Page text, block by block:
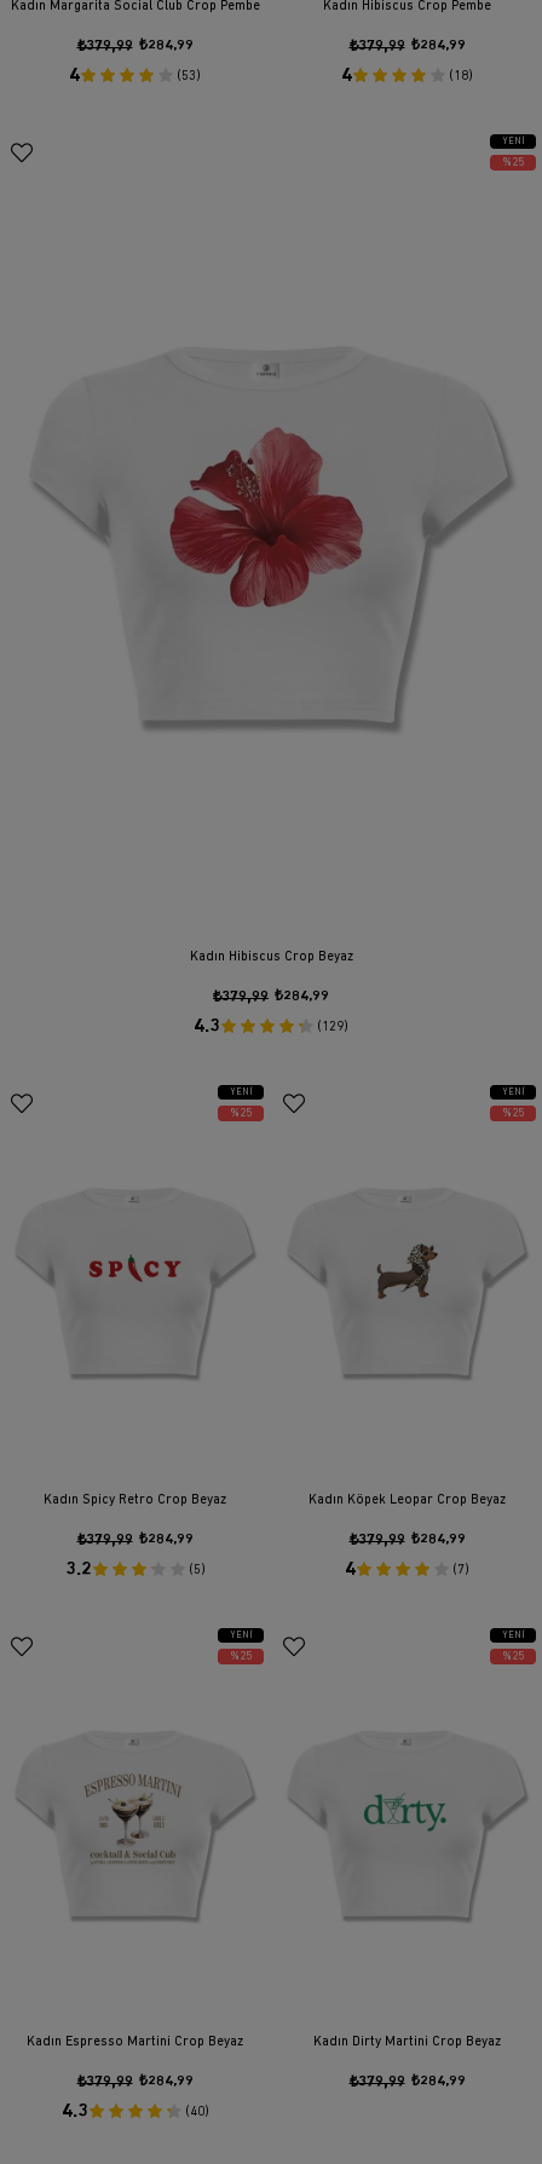
Kadın Margarita Social Club Crop Pembe
₺284,99
₺379,99
4 (53)
Kadın Hibiscus Crop Pembe
₺284,99
₺379,99
4 (18)
Kadın Hibiscus Crop Beyaz
₺284,99
₺379,99
4.3 (129)
YENI
ÜRÜN
%25
Kadın Spicy Retro Crop Beyaz
₺284,99
₺379,99
3.2 (5)
YENI
ÜRÜN
%25
Kadın Köpek Leopar Crop Beyaz
₺284,99
₺379,99
4 (7)
YENI
ÜRÜN
%25
Kadın Espresso Martini Crop Beyaz
₺284,99
₺379,99
4.3 (40)
YENI
ÜRÜN
%25
Kadın Dirty Martini Crop Beyaz
₺284,99
₺379,99
YENI
ÜRÜN
%25